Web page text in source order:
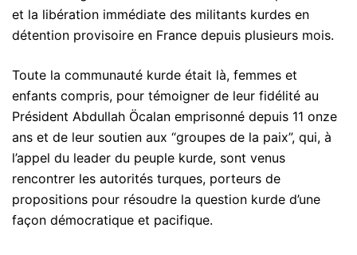
et la libération immédiate des militants kurdes en
détention provisoire en France depuis plusieurs mois.
Toute la communauté kurde était là, femmes et
enfants compris, pour témoigner de leur fidélité au
Président Abdullah Öcalan emprisonné depuis 11 onze
ans et de leur soutien aux “groupes de la paix”, qui, à
l’appel du leader du peuple kurde, sont venus
rencontrer les autorités turques, porteurs de
propositions pour résoudre la question kurde d’une
façon démocratique et pacifique.